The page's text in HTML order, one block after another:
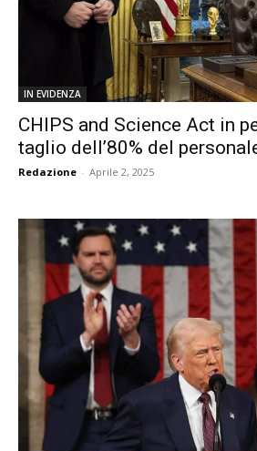
IN EVIDENZA
CHIPS and Science Act in
taglio dell’80% del
Redazione - Aprile 2, 2025